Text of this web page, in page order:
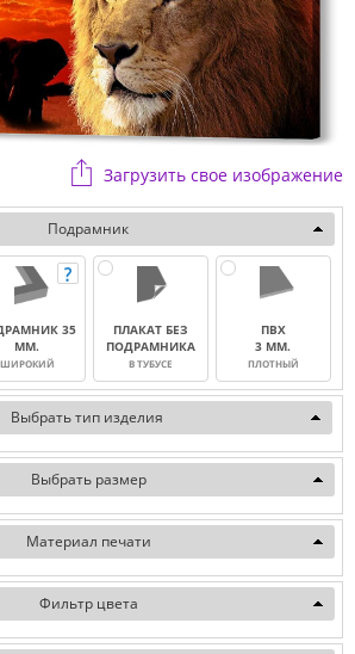
Загрузить свое изображение
Подрамник
35
ММ.
ШИРОКИЙ
ПЛАКАТ БЕЗ
ПОДРАМНИКА
В ТУБУСЕ
ПВХ
3 ММ.
ПЛОТНЫЙ
Выбрать тип изделия
Выбрать размер
Материал печати
Фильтр цвета